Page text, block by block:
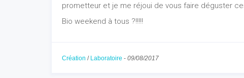
prometteur et je me réjoui de vous faire déguster
Bio weekend à tous ?!!!!!
Création / Laboratoire - 09/08/2017